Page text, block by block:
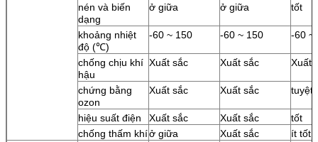
nén và biến
dạng
ở giữa ở giữa tốt
khoảng nhiệt
độ (℃)
-60 ~ 150 -60 ~ 150 -60 ~
chống chịu khí
hậu
Xuất sắc Xuất sắc Xuất
chứng bằng
ozon
Xuất sắc Xuất sắc tuyệt
hiệu suất điện Xuất sắc Xuất sắc
tốt
chống thấm khíở giữa Xuất sắc
ít tốt